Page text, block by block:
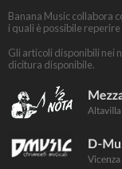
Banana Music collabora
i quali è possibile
Gli articoli disponibili nei
dicitura disponibile.